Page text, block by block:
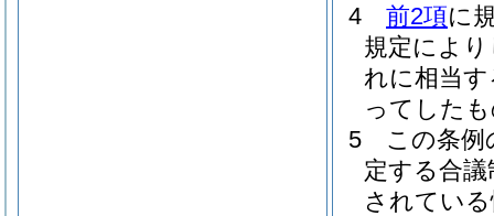
4
前2項に
規定によ
れに相当
ってした
5
この条例
定する合
されてい